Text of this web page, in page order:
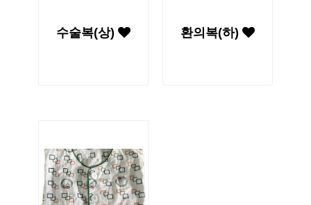
수술복(상) 환의복(하)